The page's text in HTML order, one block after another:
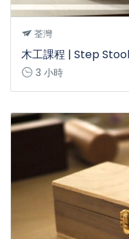
荃灣
木工課程 | Step
3 小時